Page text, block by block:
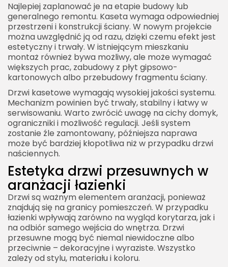
Najlepiej zaplanować je na etapie budowy lub
generalnego remontu. Kaseta wymaga odpowiedniej
przestrzeni i konstrukcji ściany. W nowym projekcie
można uwzględnić ją od razu, dzięki czemu efekt jest
estetyczny i trwały. W istniejącym mieszkaniu
montaż również bywa możliwy, ale może wymagać
większych prac, zabudowy z płyt gipsowo-
kartonowych albo przebudowy fragmentu ściany.
Drzwi kasetowe wymagają wysokiej jakości systemu.
Mechanizm powinien być trwały, stabilny i łatwy w
serwisowaniu. Warto zwrócić uwagę na cichy domyk,
ograniczniki i możliwość regulacji. Jeśli system
zostanie źle zamontowany, późniejsza naprawa
może być bardziej kłopotliwa niż w przypadku drzwi
naściennych.
Estetyka drzwi przesuwnych w
aranżacji łazienki
Drzwi są ważnym elementem aranżacji, ponieważ
znajdują się na granicy pomieszczeń. W przypadku
łazienki wpływają zarówno na wygląd korytarza, jak i
na odbiór samego wejścia do wnętrza. Drzwi
przesuwne mogą być niemal niewidoczne albo
przeciwnie – dekoracyjne i wyraziste. Wszystko
zależy od stylu, materiału i koloru.